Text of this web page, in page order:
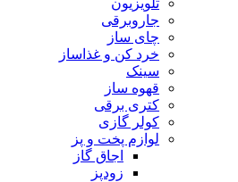
جاروبرقی
چای ساز
خرد کن و غذاساز
سینک
قهوه ساز
کتری برقی
کولر گازی
لوازم پخت و پز
اجاق گاز
زودپز